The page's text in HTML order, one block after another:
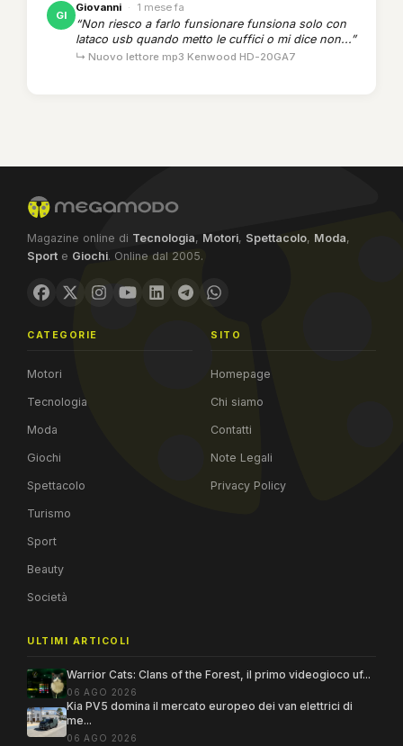
GI
Giovanni · 1 mese fa
“Non riesco a farlo funsionare funsiona solo con
lataco usb quando metto le cuffici o mi dice non...”
↳ Nuovo lettore mp3 Kenwood HD-20GA7
Magazine online di Tecnologia, Motori, Spettacolo, Moda,
Sport e Giochi. Online dal 2005.
CATEGORIE
Motori
Tecnologia
Moda
Giochi
Spettacolo
Turismo
Sport
Beauty
Società
SITO
Homepage
Chi siamo
Contatti
Note Legali
Privacy Policy
ULTIMI ARTICOLI
Warrior Cats: Clans of the Forest, il primo videogioco uf...
06 AGO 2026
Kia PV5 domina il mercato europeo dei van elettrici di
me...
06 AGO 2026